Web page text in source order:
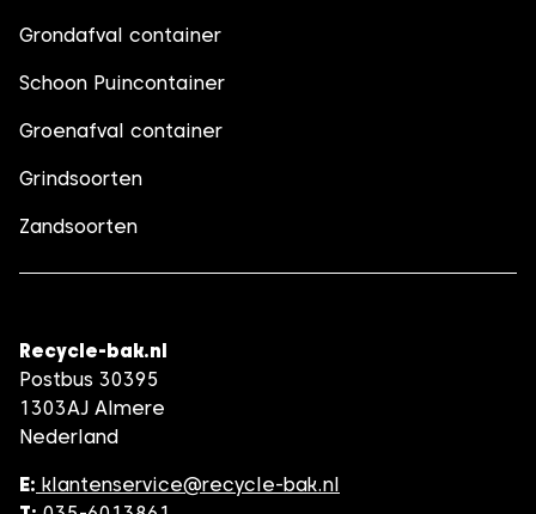
Grondafval container
Schoon Puincontainer
Groenafval container
Grindsoorten
Zandsoorten
Recycle-bak.nl
Postbus 30395
1303AJ Almere
Nederland
E: klantenservice@recycle-bak.nl